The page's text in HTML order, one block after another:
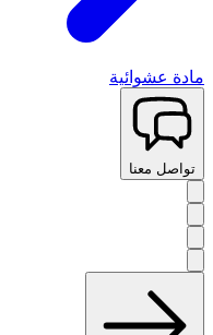
مادة عشوائية
تواصل معنا